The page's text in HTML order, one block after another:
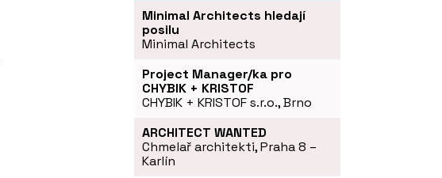
Minimal Architects hledají
posilu
Minimal Architects
Project Manager/ka pro
CHYBIK + KRISTOF
CHYBIK + KRISTOF s.r.o., Brno
ARCHITECT WANTED
Chmelař architekti, Praha 8 –
Karlín